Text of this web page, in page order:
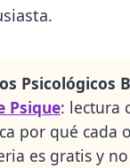
Psicológicos
Psique: lectura
por qué cada
es gratis y